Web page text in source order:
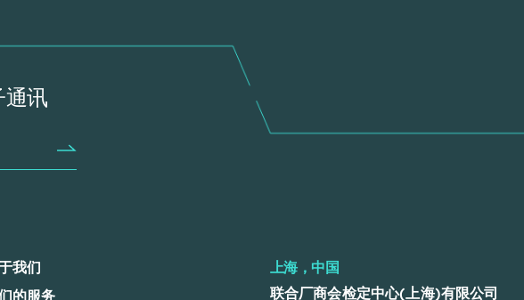
讯
我们
的服务
上海，中国
联合厂商会检定中心(上海)有限公司